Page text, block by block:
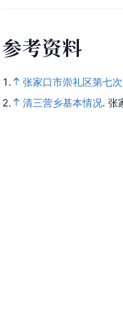
参考资料
1.
张家口市崇礼区第七
2.
清三营乡基本情况. 张